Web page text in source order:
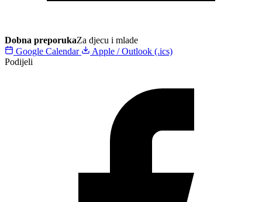
Dobna preporukaZa djecu i mlade
Google Calendar
Apple / Outlook (.ics)
Podijeli